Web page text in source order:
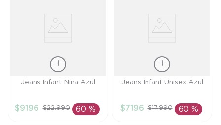
Talla
AÑADIR AL
Jeans Infant Niña Azul
$9196 $22.990 60 %
Talla
AÑADIR AL
Jeans Infant Unisex Azul
$7196 $17.990 60 %